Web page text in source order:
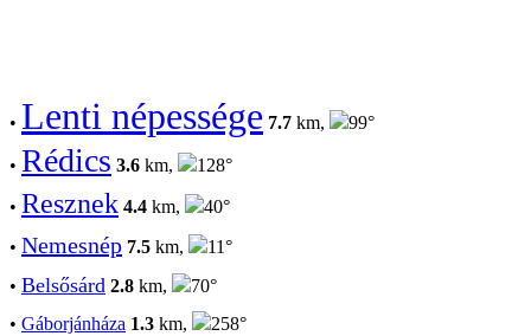
• Lenti népessége 7.7 km, 99°
• Rédics 3.6 km, 128°
• Resznek 4.4 km,
40°
• Nemesnép 7.5 km,
11°
• Belsősárd 2.8 km,
70°
• Gáborjánháza 1.3 km,
258°